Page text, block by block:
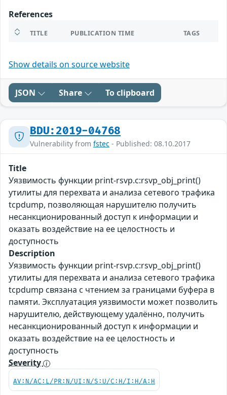
References
TITLE PUBLICATION TIME TAGS
Show details on source website
JSON Share To clipboard
BDU:2019-04768
Vulnerability from fstec - Published: 08.10.2017
Title
Уязвимость функции print-rsvp.c:rsvp_obj_print()
утилиты для перехвата и анализа сетевого трафика
tcpdump, позволяющая нарушителю получить
несанкционированный доступ к информации и
оказать воздействие на ее целостность и
доступность
Description
Уязвимость функции print-rsvp.c:rsvp_obj_print()
утилиты для перехвата и анализа сетевого трафика
tcpdump связана с чтением за границами буфера в
памяти. Эксплуатация уязвимости может позволить
нарушителю, действующему удалённо, получить
несанкционированный доступ к информации и
оказать воздействие на ее целостность и
доступность
Severity
AV:N/AC:L/PR:N/UI:N/S:U/C:H/I:H/A:H